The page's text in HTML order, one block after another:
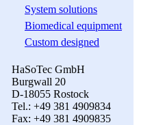
System solutions
Biomedical equipment
Custom designed
HaSoTec GmbH
Burgwall 20
D-18055 Rostock
Tel.: +49 381 4909834
Fax: +49 381 4909835